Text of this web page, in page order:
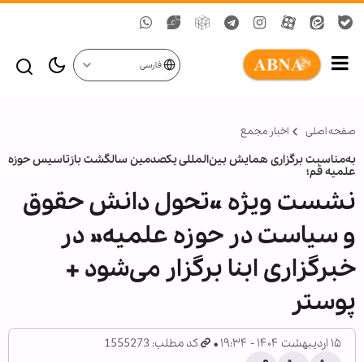
فارسی
صفحه اصلی اخبار مجمع
به‌مناسبت برگزاری همایش بین‌المللی یکصدمین سالگشت بازتاسیس حوزه
علمیه قم؛
نشست ویژه «تحول دانش حقوق
و سیاست در حوزه علمیه» در
خبرگزاری ابنا برگزار می‌شود +
پوستر
۱۵ اردیبهشت ۱۴۰۴ - ۱۹:۳۴ کد مطلب: 1555273